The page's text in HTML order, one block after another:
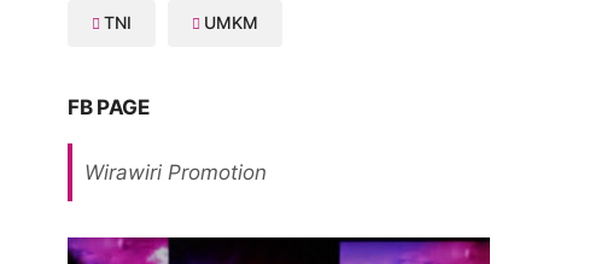
TNI UMKM
FB PAGE
Wirawiri Promotion